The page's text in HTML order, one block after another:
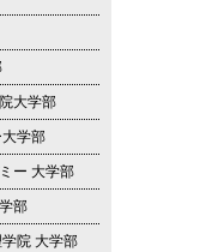
大学部
学部
ー 大学部
部
院 大学部